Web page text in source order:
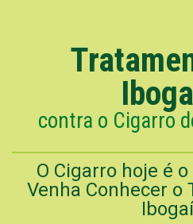
contra o Cigarro
O Cigarro hoje é
Venha Conhecer o